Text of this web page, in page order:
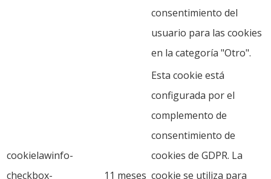
consentimiento del
usuario para las cookies
en la categoría "Otro".
cookielawinfo-
checkbox-
11 meses
Esta cookie está
configurada por el
complemento de
consentimiento de
cookies de GDPR. La
cookie se utiliza para